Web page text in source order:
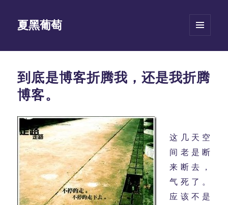
夏黑葡萄
挂件
到底是博客折腾我，还是我折腾
博客。
这几天空
间老是断
来断去，
气死了。
应该不是